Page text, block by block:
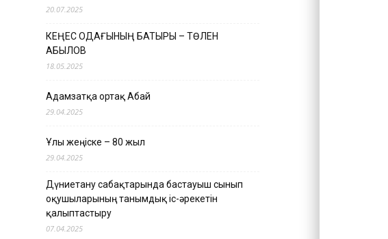
20.07.2025
КЕҢЕС ОДАҒЫНЫҢ БАТЫРЫ – ТӨЛЕН
ҚАБЫЛОВ
18.05.2025
Адамзатқа ортақ Абай
29.04.2025
Ұлы жеңіске – 80 жыл
29.04.2025
Дүниетану сабақтарында бастауыш сынып
оқушыларының танымдық іс-әрекетін
қалыптастыру
07.04.2025